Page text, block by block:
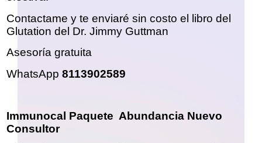
Contactame y te enviaré sin costo el libro del
Glutation del Dr. Jimmy Guttman
Asesoría gratuita
WhatsApp8113902589
Immunocal Paquete Abundancia Nuevo
Consultor